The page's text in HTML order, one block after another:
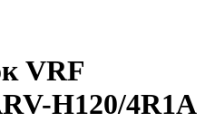
VRF
H120/4R1A